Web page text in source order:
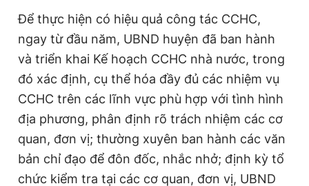
Để thực hiện có hiệu quả công tác CCHC,
ngay từ đầu năm, UBND huyện đã ban hành
và triển khai Kế hoạch CCHC nhà nước, trong
đó xác định, cụ thể hóa đầy đủ các nhiệm vụ
CCHC trên các lĩnh vực phù hợp với tình hình
địa phương, phân định rõ trách nhiệm các cơ
quan, đơn vị; thường xuyên ban hành các văn
bản chỉ đạo để đôn đốc, nhắc nhở; định kỳ tổ
chức kiểm tra tại các cơ quan, đơn vị, UBND